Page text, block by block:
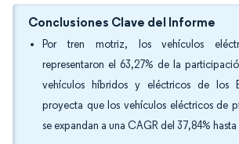
Conclusiones Clave del Informe
Por tren motriz, los vehículos
representaron el 63,27% de la
vehículos híbridos y eléctricos de los
proyecta que los vehículos eléctricos de
se expandan a una CAGR del 37,84% hasta